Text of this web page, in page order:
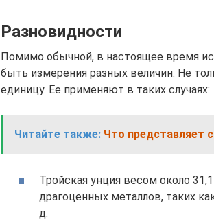
Разновидности
Помимо обычной, в настоящее время
быть измерения разных величин. Не
единицу. Ее применяют в таких случаях:
Читайте также: Что представляет
Тройская унция весом около
драгоценных металлов, таких
д.